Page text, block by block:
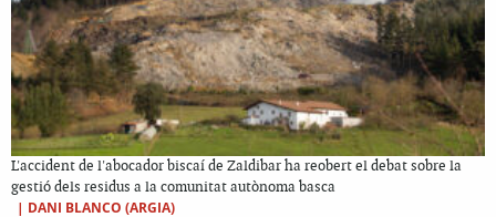
L'accident de l'abocador biscaí de Zaldibar ha reobert el debat sobre la
gestió dels residus a la comunitat autònoma basca
| DANI BLANCO (ARGIA)